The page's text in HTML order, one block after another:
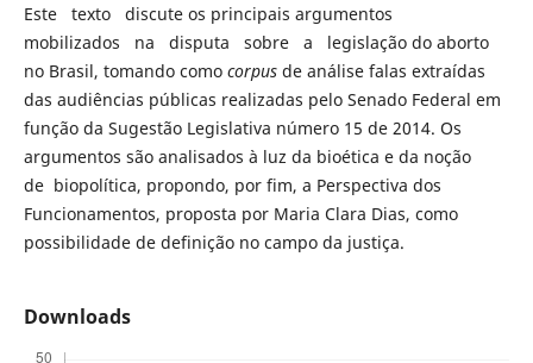
Este texto discute os principais argumentos
mobilizados na disputa sobre a legislação do aborto
no Brasil, tomando como corpusde análise falas extraídas
das audiências públicas realizadas pelo Senado Federal em
função da Sugestão Legislativa número 15 de 2014. Os
argumentos são analisados à luz da bioética e da noção
de biopolítica, propondo, por fim, a Perspectiva dos
Funcionamentos, proposta por Maria Clara Dias, como
possibilidade de definição no campo da justiça.
Downloads